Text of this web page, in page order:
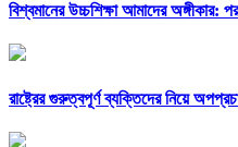
বিশ্বমানের উচ্চশিক্ষা আমাদের অঙ্গীকার:
রাষ্ট্রের গুরুত্বপূর্ণ ব্যক্তিদের নিয়ে